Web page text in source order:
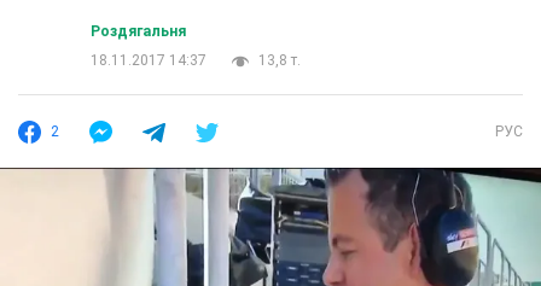
Роздягальня
18.11.2017 14:37
13,8 т.
2 РУС